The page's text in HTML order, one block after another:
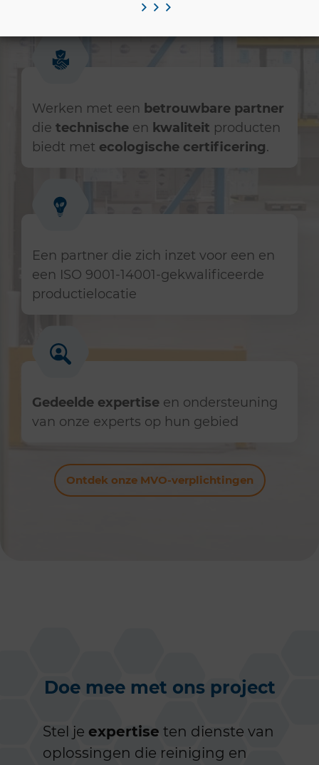
Werken met een betrouwbare partner
die technische en kwaliteit producten
biedt met ecologische certificering.
Een partner die zich inzet voor een en
een ISO 9001-14001-gekwalificeerde
productielocatie
Gedeelde expertise en ondersteuning
van onze experts op hun gebied
Ontdek onze MVO-verplichtingen
Doe mee met ons project
Stel je expertise ten dienste van
oplossingen die reiniging en